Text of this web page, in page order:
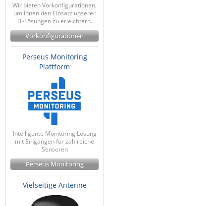
SIRIO Antenne
Sunbird
Tactical Software
TEKTELIC
Unwired Networks
Vision
WATTECO
Westermo
ZPE Systems
Wir bieten Vorkonfigurationen,
um Ihnen den Einsatz unserer
IT-Lösungen zu erleichtern.
Vorkonfigurationen
Perseus Monitoring
Plattform
Intelligente Monitoring Lösung
mit Eingängen für zahlreiche
Sensoren
Perseus Monitoring
Vielseitige Antenne